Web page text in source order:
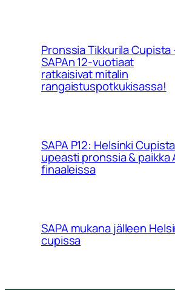
Pronssia Tikkurila Cupista
SAPAn 12-vuotiaat
ratkaisivat mitalin
rangaistuspotkukisassa!
SAPA P12: Helsinki Cupista
upeasti pronssia & paikka
finaaleissa
SAPA mukana jälleen
cupissa